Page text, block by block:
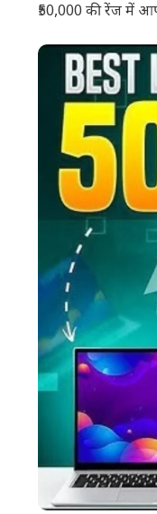
₹50,000 की रेंज में